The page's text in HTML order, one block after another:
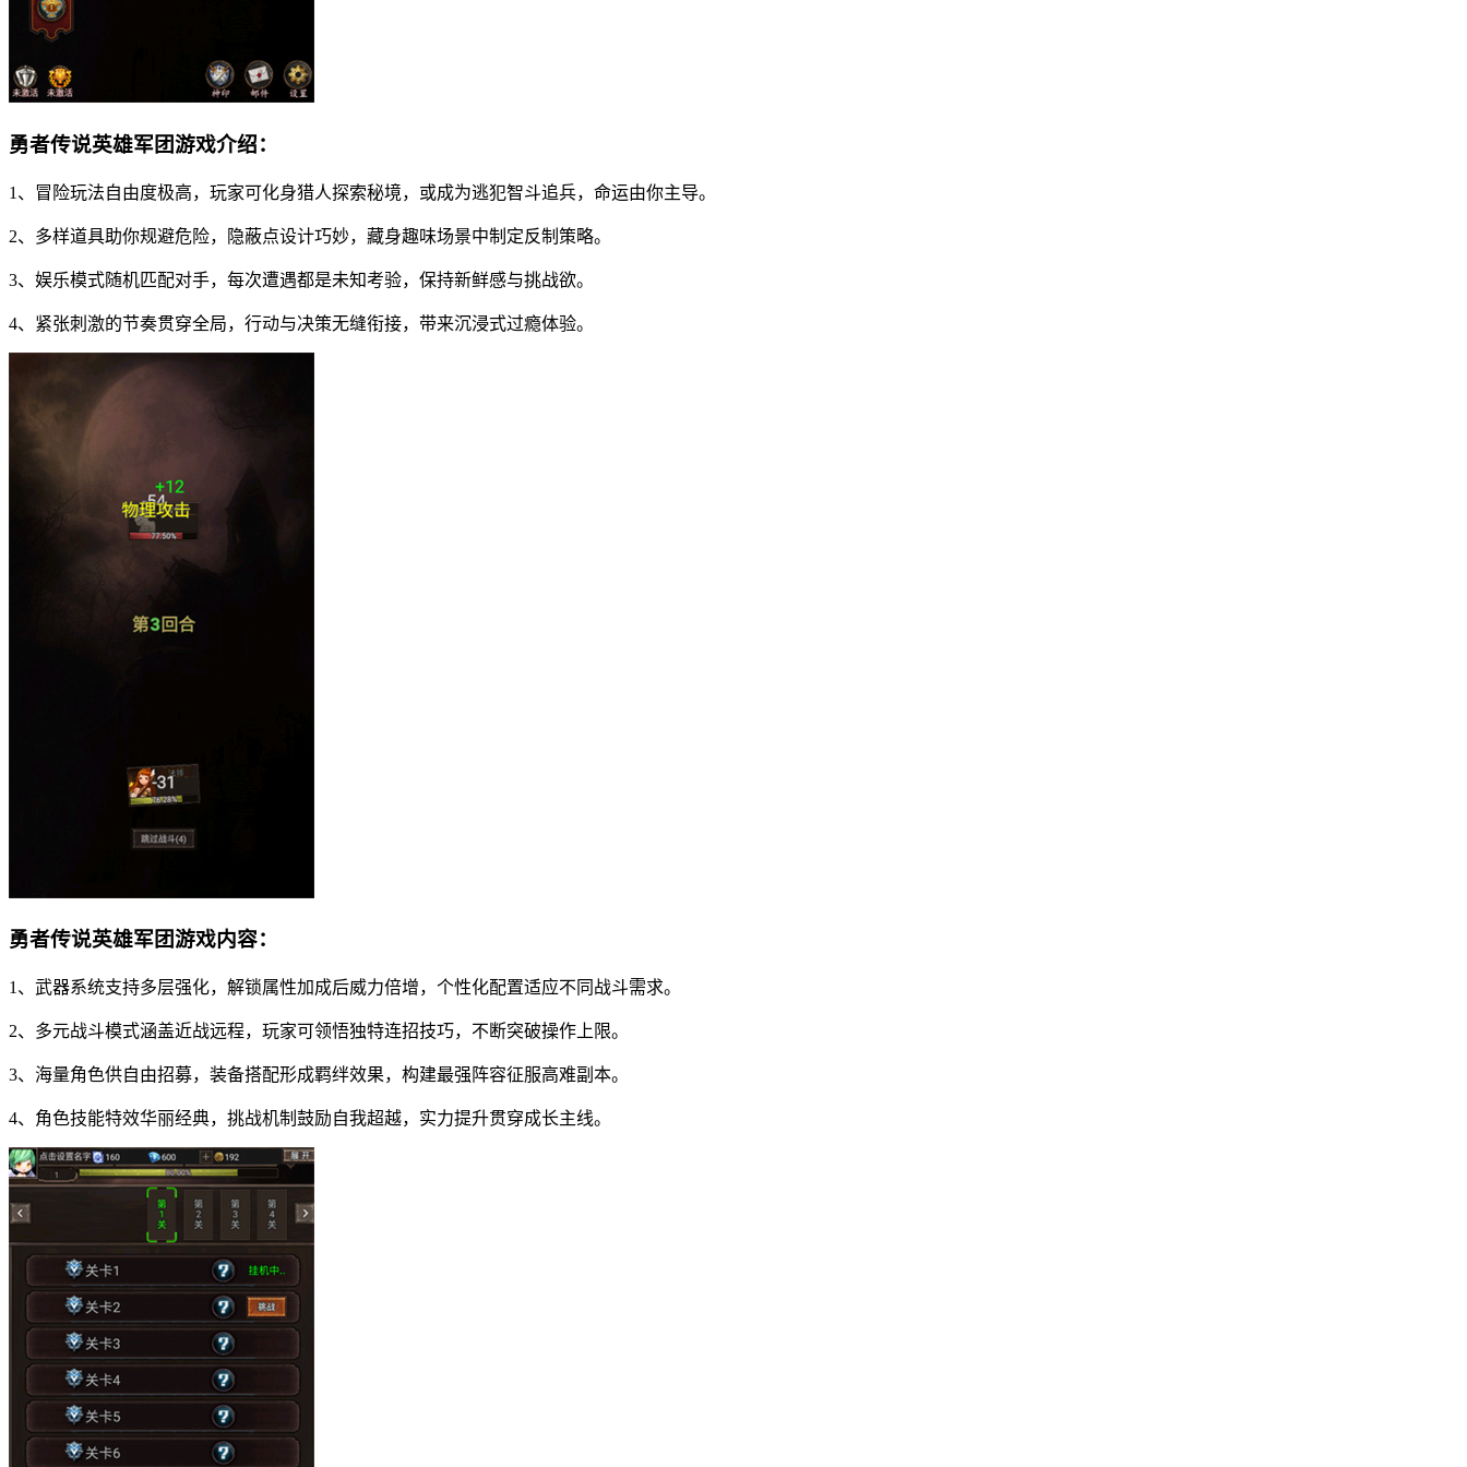
勇者传说英雄军团游戏介绍：
1、冒险玩法自由度极高，玩家可化身猎人探索秘境，或成为逃犯智斗追兵，命运由你主导。
2、多样道具助你规避危险，隐蔽点设计巧妙，藏身趣味场景中制定反制策略。
3、娱乐模式随机匹配对手，每次遭遇都是未知考验，保持新鲜感与挑战欲。
4、紧张刺激的节奏贯穿全局，行动与决策无缝衔接，带来沉浸式过瘾体验。
勇者传说英雄军团游戏内容：
1、武器系统支持多层强化，解锁属性加成后威力倍增，个性化配置适应不同战斗需求。
2、多元战斗模式涵盖近战远程，玩家可领悟独特连招技巧，不断突破操作上限。
3、海量角色供自由招募，装备搭配形成羁绊效果，构建最强阵容征服高难副本。
4、角色技能特效华丽经典，挑战机制鼓励自我超越，实力提升贯穿成长主线。